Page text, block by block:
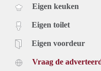
Eigen keuken
Eigen toilet
Eigen voordeur
Vraag de